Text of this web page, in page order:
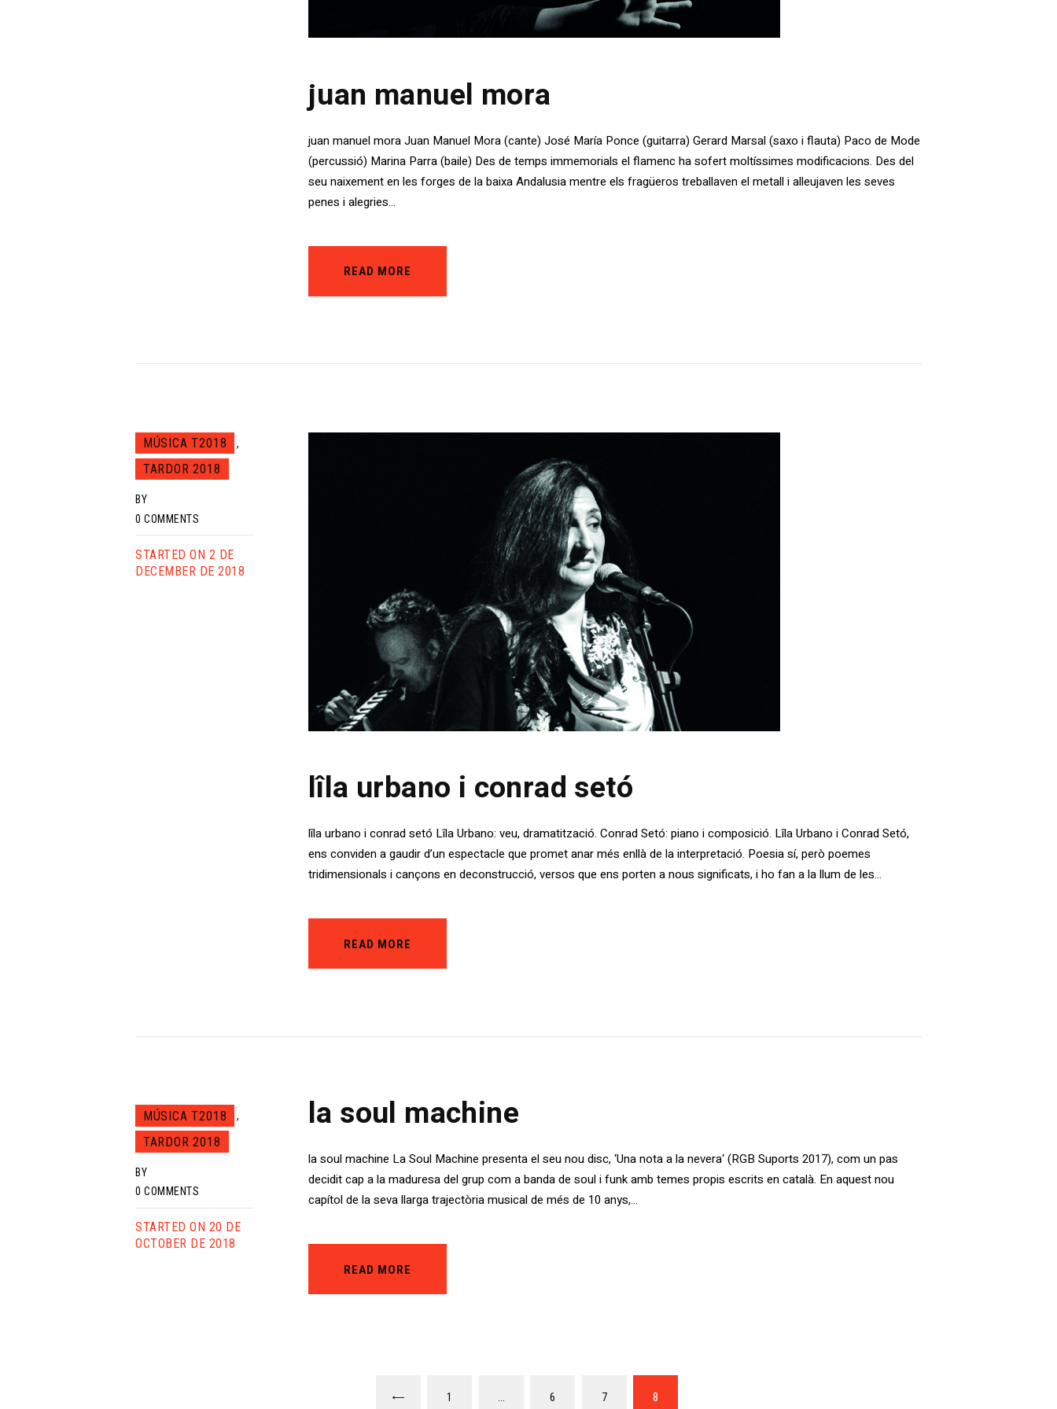
juan manuel mora
juan manuel mora Juan Manuel Mora (cante) José María Ponce (guitarra) Gerard Marsal (saxo i flauta) Paco de Mode
(percussió) Marina Parra (baile) Des de temps immemorials el flamenc ha sofert moltíssimes modificacions. Des del
seu naixement en les forges de la baixa Andalusia mentre els fragüeros treballaven el metall i alleujaven les seves
penes i alegries…
READ MORE
MÚSICA T2018 ,
TARDOR 2018
BY
0 COMMENTS
STARTED ON 2 DE
DECEMBER DE 2018
lîla urbano i conrad setó
lîla urbano i conrad setó Lîla Urbano: veu, dramatització. Conrad Setó: piano i composició. Lîla Urbano i Conrad Setó,
ens conviden a gaudir d’un espectacle que promet anar més enllà de la interpretació. Poesia sí, però poemes
tridimensionals i cançons en deconstrucció, versos que ens porten a nous significats, i ho fan a la llum de les…
READ MORE
MÚSICA T2018 ,
TARDOR 2018
BY
0 COMMENTS
STARTED ON 20 DE
OCTOBER DE 2018
la soul machine
la soul machine La Soul Machine presenta el seu nou disc, ‘Una nota a la nevera‘ (RGB Suports 2017), com un pas
decidit cap a la maduresa del grup com a banda de soul i funk amb temes propis escrits en català. En aquest nou
capítol de la seva llarga trajectòria musical de més de 10 anys,…
READ MORE
PAGE
1 … PAGE
6 PAGE
7 PAGE
8